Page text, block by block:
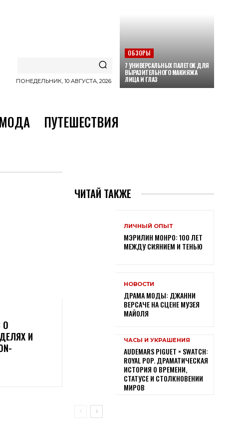
ПОНЕДЕЛЬНИК, 10 АВГУСТА, 2026
ОБЗОРЫ
7 УНИВЕРСАЛЬНЫХ ПАЛЕТОК ДЛЯ
ВЫРАЗИТЕЛЬНОГО МАКИЯЖА
ЛИЦА И ГЛАЗ
МОДА ПУТЕШЕСТВИЯ
О
И
ЧИТАЙ ТАКЖЕ
ЛИЧНЫЙ ОПЫТ
МЭРИЛИН МОНРО: 100 ЛЕТ
МЕЖДУ СИЯНИЕМ И ТЕНЬЮ
НОВОСТИ
ДРАМА МОДЫ: ДЖАННИ
ВЕРСАЧЕ НА СЦЕНЕ МУЗЕЯ
МАЙОЛЯ
ЧАСЫ И УКРАШЕНИЯ
AUDEMARS PIGUET × SWATCH:
ROYAL POP. ДРАМАТИЧЕСКАЯ
ИСТОРИЯ О ВРЕМЕНИ,
СТАТУСЕ И СТОЛКНОВЕНИИ
МИРОВ